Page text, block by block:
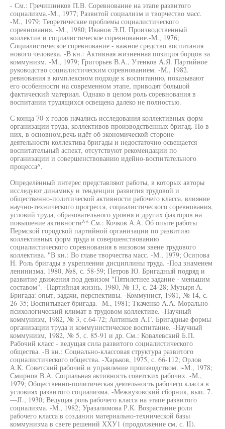
- См.: Гречишников П.В. Соревнование на этапе развитого
социализма.-М., 1977; Развитой социализм и творчество масс.
-М., 1979; Теоретические проблемы социалистического
соревнования. -М., 1980; Иванов Э.П. Производственный
коллектив и социалистическое соревнование.-М., 1976;
Социалистическое соревнование - важное средство воспитания
нового человека. -В кн.: Активная жизненная позиция борцов за
коммунизм. -М., 1979; Григорьев В.А., Утенков А.Я. Партийное
руководство социалистическим соревнованием. -М., 1982.
ревнования в комплексном подходе к воспитанию, показывают
его особенности на современном этапе, приводят большой
фактический материал. Однако в целом роль соревнования в
воспитании трудящихся освещена далеко не полностью.
С конца 70-х годов начались исследования коллективных форм
организации труда, коллективов производственных бригад. Но в
них, в основном,речь идёт об экономической стороне
деятельности коллектива бригады и недостаточно освещается
воспитательный аспект, отсутствуют рекомендации по
организации и совершенствованию идейно-воспитательного
процесса^.
Определённый интерес представляют работы, в которых авторы
исследуют динамику и тенденции развития трудовой и
общественно-политической активности рабочего класса, влияние
научно-технического прогресса, социалистического соревнования,
условий труда, образовательного уровня и других факторов на
повышение активности^* См.: Кочков А.А. Об опыте работы
Пермской городской партийной организации по развитию
коллективных форм труда и совершенствованию
социалистического соревнования в низовом звене трудового
коллектива. "В кн.: Во главе творчества масс. -М., 1979; Осипова
Н. Роль бригады в укреплении дисциплины труда. -Под знаменем
ленинизма, 1980, №8, с. 58-59; Петров Ю. Бригадный подряд и
развитие движения под девизом "Пятилетнее задание - меньшим
составом". -Партийная жизнь, 1980, № 13, с. 24-28; Музыря А.
Бригада: опыт, задачи, перспективы. -Коммунист, 1981, № 14, с.
26-35; Воспитывает бригада. -М., 1981; Ткаченко А.А. Морально-
психологический климат в трудовом коллективе. -Научный
коммунизм, 1982, № 3, с.64-72; Антипьев А.Г. Бригадные формы
организации труда и коммунистическое воспитание. -Научный
коммунизм, 1982, № 5, с. 85-91 и др. См.: Ковалевский Б.П.
Рабочий класс - ведущая сила развитого социалистического
общества. -В кн.: Социально-классовая структура развитого
социалистического общества. -Харьков, 1975, с. 66-112; Орлов
А.К. Советский рабочий и управление производством. ~М., 1978;
Смирнов В.А. Социальная активность советских рабочих. -М.,
1979; Общественно-политическая деятельность рабочего класса в
условиях развитого социализма. -Межвузовский сборник, вып. 7.
—JI., 1930; Ведущая роль рабочего класса на этапе развитого
социализма. -М., 1982; Уразалимова Р.К. Возрастание роли
рабочего класса в создании материально-технической базы
коммунизма в свете решений ХХУ1 (продолжение см, с. II).